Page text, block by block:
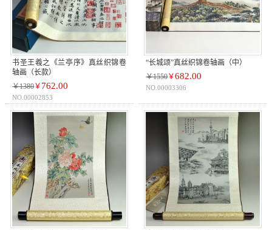
书圣王羲之《兰亭序》真丝织锦卷
轴画（长款）
￥1380￥ 762.00
NO.00002853
“长城颂”真丝织锦卷轴画（中）
￥1550￥682.00
NO.00003306